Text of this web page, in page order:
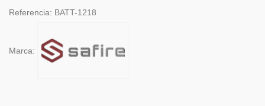
Referencia: BATT-1218
Marca: